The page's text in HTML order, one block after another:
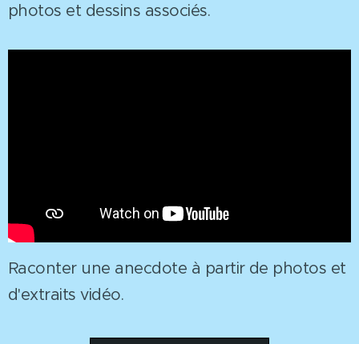
photos et dessins associés.
Raconter une anecdote à partir de photos et
d'extraits vidéo.